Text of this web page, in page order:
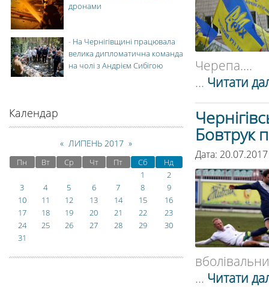
Черепа....
... Читати
Бовтрук
Дата:
... Читати
дронами
- На Чернігівщині працювала
велика дипломатична команда
на чолі з Андрієм Сибігою
Календар
« ЛИПЕНЬ 2017 »
Пн Вт Ср Чт Пт Сб
Нд
1
2
3
4 5 6 7 8
9
10
11 12 13 14 15
16
17
18 19 20 21 22
23
24
25 26 27 28 29
30
31